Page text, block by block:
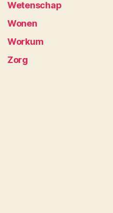
Wetenschap
Wonen
Workum
Zorg